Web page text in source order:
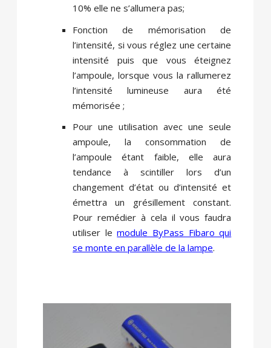
10% elle ne s’allumera pas;
Fonction de mémorisation de
l’intensité, si vous réglez une certaine
intensité puis que vous éteignez
l’ampoule, lorsque vous la rallumerez
l’intensité lumineuse aura été
mémorisée ;
Pour une utilisation avec une seule
ampoule, la consommation de
l’ampoule étant faible, elle aura
tendance à scintiller lors d’un
changement d’état ou d’intensité et
émettra un grésillement constant.
Pour remédier à cela il vous faudra
utiliser lemodule ByPass Fibaro qui
se monte en parallèle de la lampe.